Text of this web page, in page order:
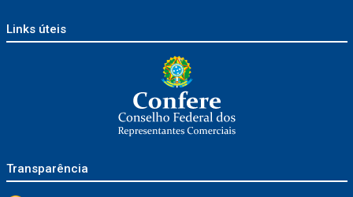
Links úteis
Transparência